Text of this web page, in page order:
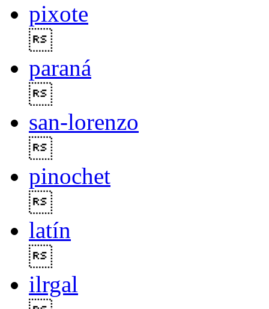
pixote
paraná
san-lorenzo
pinochet
latín
ilrgal